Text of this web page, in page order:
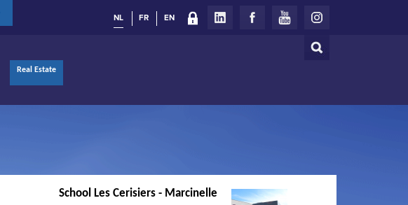
Zoeken
NL FR EN
Real Estate
School Les Cerisiers - Marcinelle